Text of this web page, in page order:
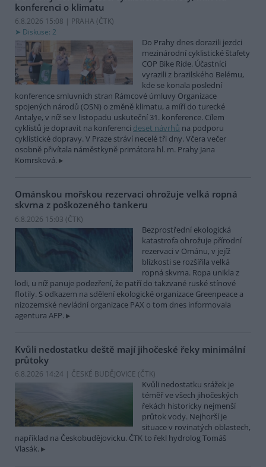
konferenci o klimatu
6.8.2026 15:08 | PRAHA (ČTK)
Diskuse: 2
Do Prahy dnes dorazili jezdci
mezinárodní cyklistické štafety
COP Bike Ride. Účastníci
vyrazili z brazilského Belému,
kde se konala poslední
konference smluvních stran Rámcové úmluvy Organizace
spojených národů (OSN) o změně klimatu, a míří do turecké
Antalye, v níž se v listopadu uskuteční 31. konference. Cílem
cyklistů je dopravit na konferenci deset návrhů na podporu
cyklistické dopravy. V Praze stráví necelé tři dny. Včera večer
osobně přivítala náměstkyně primátora hl. m. Prahy Jana
Komrsková.
Ománskou mořskou rezervaci ohrožuje velká ropná
skvrna z poškozeného tankeru
6.8.2026 15:03 (ČTK)
Bezprostřední ekologická
katastrofa ohrožuje přírodní
rezervaci v Ománu, v jejíž
blízkosti se rozšířila velká
ropná skvrna. Ropa unikla z
lodi, u níž panuje podezření, že patří do takzvané ruské stínové
flotily. S odkazem na sdělení ekologické organizace Greenpeace a
nizozemské nevládní organizace PAX o tom dnes informovala
agentura AFP.
Kvůli nedostatku deště mají jihočeské řeky minimální
průtoky
6.8.2026 14:24 | ČESKÉ BUDĚJOVICE (ČTK)
Kvůli nedostatku srážek je
téměř ve všech jihočeských
řekách historicky nejmenší
průtok vody. Nejhorší je
situace v rovinatých oblastech,
například na Českobudějovicku. ČTK to řekl hydrolog Tomáš
Vlasák.